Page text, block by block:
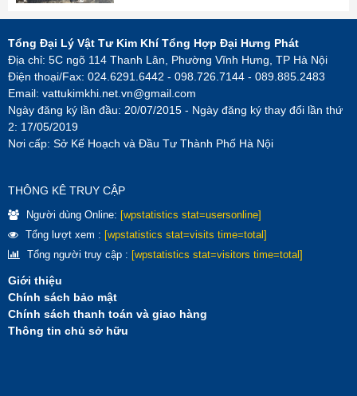
Tổng Đại Lý Vật Tư Kim Khí Tổng Hợp Đại Hưng Phát
Địa chỉ: 5C ngõ 114 Thanh Lân, Phường Vĩnh Hưng, TP Hà Nội
Điện thoại/Fax: 024.6291.6442 - 098.726.7144 - 089.885.2483
Email: vattukimkhi.net.vn@gmail.com
Ngày đăng ký lần đầu: 20/07/2015 - Ngày đăng ký thay đổi lần thứ
2: 17/05/2019
Nơi cấp: Sở Kế Hoạch và Đầu Tư Thành Phố Hà Nội
THÔNG KÊ TRUY CẬP
Người dùng Online: [wpstatistics stat=usersonline]
Tổng lượt xem : [wpstatistics stat=visits time=total]
Tổng người truy cập : [wpstatistics stat=visitors time=total]
Giới thiệu
Chính sách bảo mật
Chính sách thanh toán và giao hàng
Thông tin chủ sở hữu